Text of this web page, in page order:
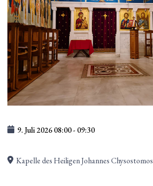
9. Juli 202608:00- 09:30
Kapelle des Heiligen Johannes Chysostomos